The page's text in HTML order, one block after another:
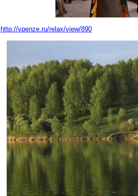
http://vpenze.ru/relax/view/890